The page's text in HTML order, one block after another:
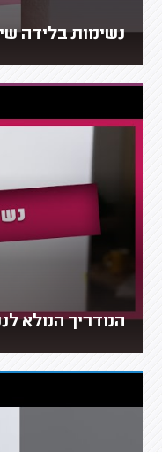
נשימות בלידה
המדריך המלא